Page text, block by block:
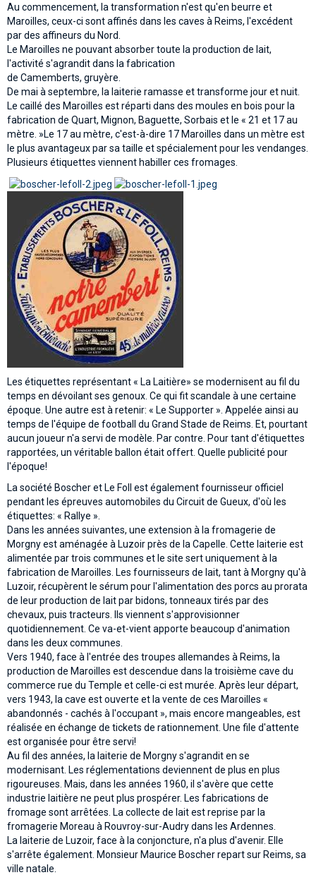
Au commencement, la transformation n'est qu'en beurre et
Maroilles, ceux-ci sont affinés dans les caves à Reims, l'excédent
par des affineurs du Nord.
Le Maroilles ne pouvant absorber toute la production de lait,
l'activité s'agrandit dans la fabrication
de Camemberts, gruyère.
De mai à septembre, la laiterie ramasse et transforme jour et nuit.
Le caillé des Maroilles est réparti dans des moules en bois pour la
fabrication de Quart, Mignon, Baguette, Sorbais et le « 21 et 17 au
mètre. »Le 17 au mètre, c'est-à-dire 17 Maroilles dans un mètre est
le plus avantageux par sa taille et spécialement pour les vendanges.
Plusieurs étiquettes viennent habiller ces fromages.
Les étiquettes représentant « La Laitière» se modernisent au fil du
temps en dévoilant ses genoux. Ce qui fit scandale à une certaine
époque. Une autre est à retenir: « Le Supporter ». Appelée ainsi au
temps de l'équipe de football du Grand Stade de Reims. Et, pourtant
aucun joueur n'a servi de modèle. Par contre. Pour tant d'étiquettes
rapportées, un véritable ballon était offert. Quelle publicité pour
l'époque!
La société Boscher et Le Foll est également fournisseur officiel
pendant les épreuves automobiles du Circuit de Gueux, d'où les
étiquettes: « Rallye ».
Dans les années suivantes, une extension à la fromagerie de
Morgny est aménagée à Luzoir près de la Capelle. Cette laiterie est
alimentée par trois communes et le site sert uniquement à la
fabrication de Maroilles. Les fournisseurs de lait, tant à Morgny qu'à
Luzoir, récupèrent le sérum pour l'alimentation des porcs au prorata
de leur production de lait par bidons, tonneaux tirés par des
chevaux, puis tracteurs. Ils viennent s'approvisionner
quotidiennement. Ce va-et-vient apporte beaucoup d'animation
dans les deux communes.
Vers 1940, face à l'entrée des troupes allemandes à Reims, la
production de Maroilles est descendue dans la troisième cave du
commerce rue du Temple et celle-ci est murée. Après leur départ,
vers 1943, la cave est ouverte et la vente de ces Maroilles «
abandonnés - cachés à l'occupant », mais encore mangeables, est
réalisée en échange de tickets de rationnement. Une file d'attente
est organisée pour être servi!
Au fil des années, la laiterie de Morgny s'agrandit en se
modernisant. Les réglementations deviennent de plus en plus
rigoureuses. Mais, dans les années 1960, il s'avère que cette
industrie laitière ne peut plus prospérer. Les fabrications de
fromage sont arrêtées. La collecte de lait est reprise par la
fromagerie Moreau à Rouvroy-sur-Audry dans les Ardennes.
La laiterie de Luzoir, face à la conjoncture, n'a plus d'avenir. Elle
s'arrête également. Monsieur Maurice Boscher repart sur Reims, sa
ville natale.